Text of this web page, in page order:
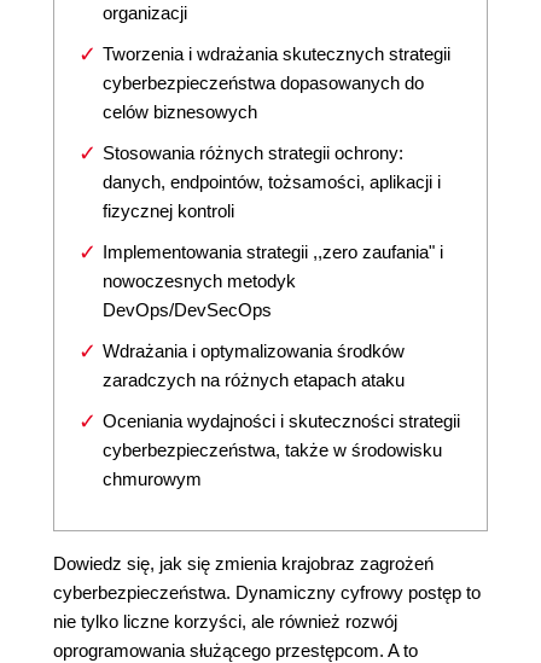
organizacji
Tworzenia i wdrażania skutecznych strategii
cyberbezpieczeństwa dopasowanych do
celów biznesowych
Stosowania różnych strategii ochrony:
danych, endpointów, tożsamości, aplikacji i
fizycznej kontroli
Implementowania strategii ,,zero zaufania" i
nowoczesnych metodyk
DevOps/DevSecOps
Wdrażania i optymalizowania środków
zaradczych na różnych etapach ataku
Oceniania wydajności i skuteczności strategii
cyberbezpieczeństwa, także w środowisku
chmurowym
Dowiedz się, jak się zmienia krajobraz zagrożeń
cyberbezpieczeństwa. Dynamiczny cyfrowy postęp to
nie tylko liczne korzyści, ale również rozwój
oprogramowania służącego przestępcom. A to